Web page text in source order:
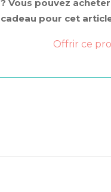
? Vous pouvez
cadeau pour cet
Offrir ce